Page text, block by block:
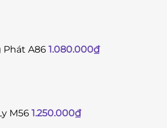
Phát A86 1.080.000₫
M56 1.250.000₫